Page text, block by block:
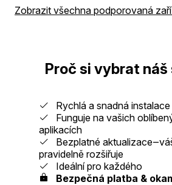
Zobrazit všechna podporovaná
Proč si vybrat náš
Rychlá a snadná instalace
Funguje na vašich
aplikacích
Bezplatné
pravidelně rozšiřuje
Ideální pro každého
Bezpečná platba &